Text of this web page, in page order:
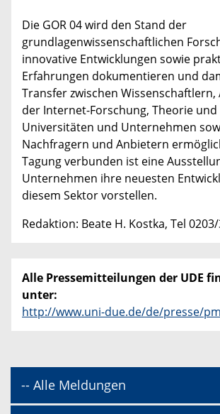
Die GOR 04 wird den Stand der
grundlagenwissenschaftlichen
innovative Entwicklungen sowie
Erfahrungen dokumentieren und
Transfer zwischen Wissenschaftlern,
der Internet-Forschung, Theorie und
Universitäten und Unternehmen
Nachfragern und Anbietern
Tagung verbunden ist eine
Unternehmen ihre neuesten
diesem Sektor vorstellen.
Redaktion: Beate H. Kostka, Tel
Alle Pressemitteilungen der UDE
unter:
http://www.uni-due.de/de/presse/
-- Alle Meldungen